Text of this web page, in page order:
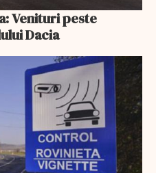
Venituri peste
Dacia